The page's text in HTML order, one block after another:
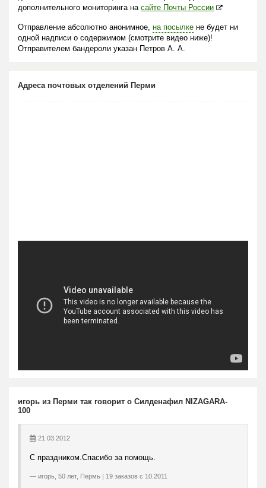
дополнительного мониторинга на сайте Почты России
Отправление абсолютно анонимное, на посылке не будет ни
одной надписи о содержимом (смотрите видео ниже)!
Отправителем бандероли указан Петров А. А.
Адреса почтовых отделений Перми
игорь из Перми так говорит о Силденафил NIZAGARA-
100
21.03.2012
С праздником.Спасибо за помощь.
игорь, 50 лет, Пермь | 19 заказов с 10.2011